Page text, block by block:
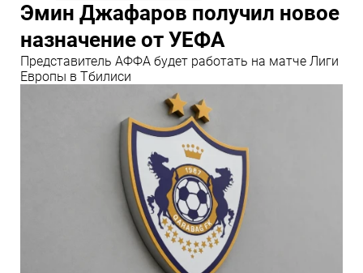
Эмин Джафаров получил новое
назначение от УЕФА
Представитель АФФА будет работать на матче Лиги
Европы в Тбилиси